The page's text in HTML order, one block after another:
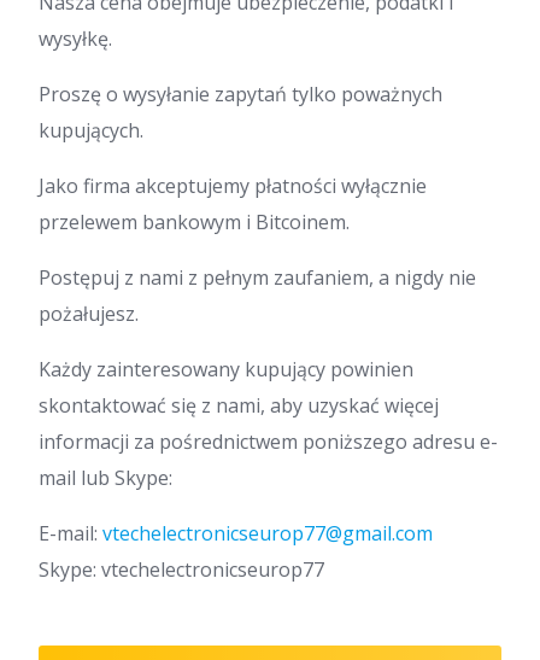
wysyłkę.
Proszę o wysyłanie zapytań tylko poważnych
kupujących.
Jako firma akceptujemy płatności wyłącznie
przelewem bankowym i Bitcoinem.
Postępuj z nami z pełnym zaufaniem, a nigdy nie
pożałujesz.
Każdy zainteresowany kupujący powinien
skontaktować się z nami, aby uzyskać więcej
informacji za pośrednictwem poniższego adresu e-
mail lub Skype:
E-mail: vtechelectronicseurop77@gmail.com
Skype: vtechelectronicseurop77